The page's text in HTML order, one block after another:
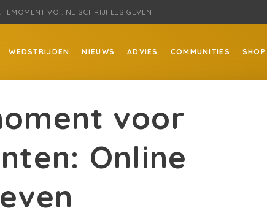
VO…INE SCHRIJFLES GEVEN
WEDSTRIJDEN NIEUWS ADVIES COMMUNITIES SHOP
voor
Online